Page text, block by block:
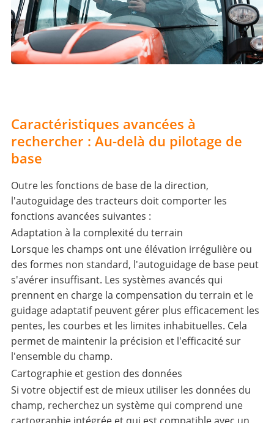
Caractéristiques avancées à
rechercher : Au-delà du pilotage de
base
Outre les fonctions de base de la direction,
l'autoguidage des tracteurs doit comporter les
fonctions avancées suivantes :
Adaptation à la complexité du terrain
Lorsque les champs ont une élévation irrégulière ou
des formes non standard, l'autoguidage de base peut
s'avérer insuffisant. Les systèmes avancés qui
prennent en charge la compensation du terrain et le
guidage adaptatif peuvent gérer plus efficacement les
pentes, les courbes et les limites inhabituelles. Cela
permet de maintenir la précision et l'efficacité sur
l'ensemble du champ.
Cartographie et gestion des données
Si votre objectif est de mieux utiliser les données du
champ, recherchez un système qui comprend une